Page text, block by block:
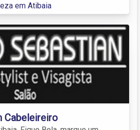
em Atibaia
Cabeleireiro